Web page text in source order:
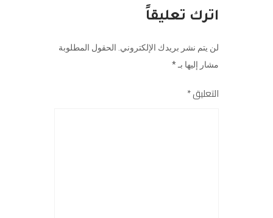
اترك تعليقاً
لن يتم نشر بريدك الإلكتروني. الحقول المطلوبة
مشار إليها بـ*
التعليق*